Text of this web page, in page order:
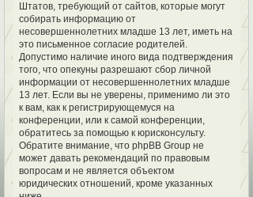
Штатов, требующий от сайтов, которые могут
собирать информацию от
несовершеннолетних младше 13 лет, иметь на
это письменное согласие родителей.
Допустимо наличие иного вида подтверждения
того, что опекуны разрешают сбор личной
информации от несовершеннолетних младше
13 лет. Если вы не уверены, применимо ли это
к вам, как к регистрирующемуся на
конференции, или к самой конференции,
обратитесь за помощью к юрисконсульту.
Обратите внимание, что phpBB Group не
может давать рекомендаций по правовым
вопросам и не является объектом
юридических отношений, кроме указанных